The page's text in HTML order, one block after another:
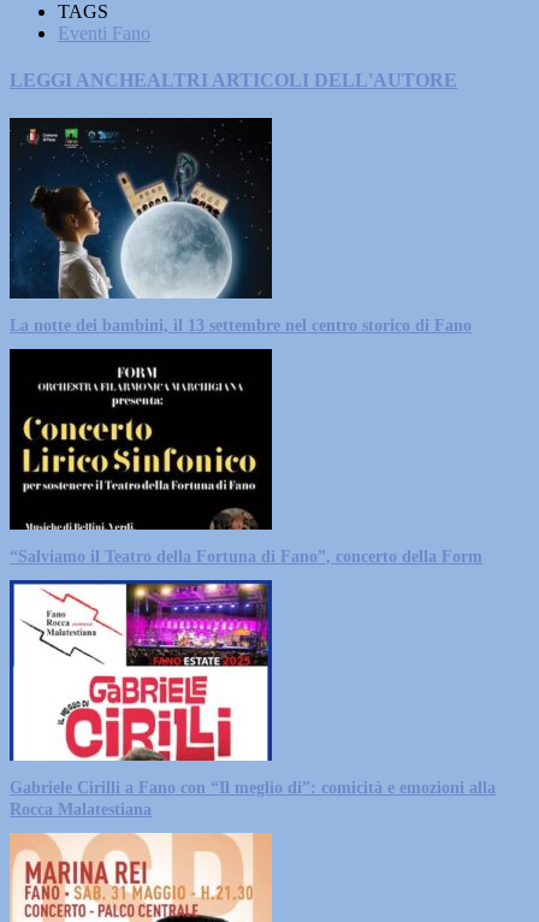
TAGS
Eventi Fano
LEGGI ANCHEALTRI ARTICOLI DELL'AUTORE
La notte dei bambini, il 13 settembre nel centro storico di Fano
“Salviamo il Teatro della Fortuna di Fano”, concerto della Form
Gabriele Cirilli a Fano con “Il meglio di”: comicità e emozioni alla
Rocca Malatestiana